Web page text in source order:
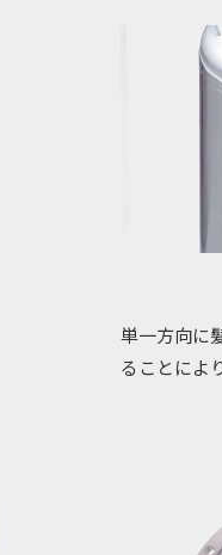
単一方向に
ることによ